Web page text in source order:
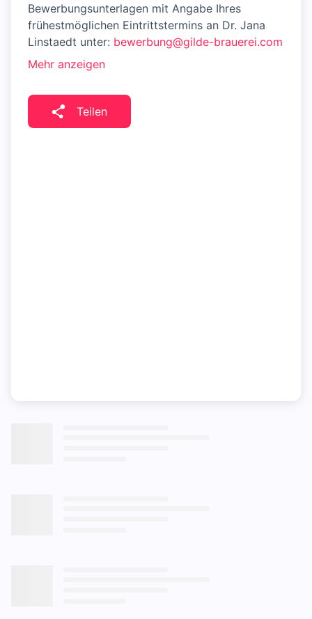
Bewerbungsunterlagen mit Angabe Ihres
frühestmöglichen Eintrittstermins an Dr. Jana
Linstaedt unter: bewerbung@gilde-brauerei.com
Mehr anzeigen
Teilen